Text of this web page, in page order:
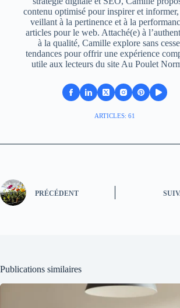
contenu optimisé pour inspirer et
veillant à la pertinence et à la
articles pour le web. Attaché(e) à
à la qualité, Camille explore sans
tendances pour offrir une expérience
utile aux lecteurs du site Au Poulet
ARTICLES: 61
PRÉCÉDENT
Publications similaires